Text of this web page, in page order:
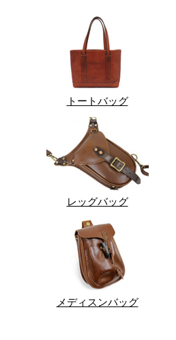
トートバッグ
レッグバッグ
メディスンバッグ